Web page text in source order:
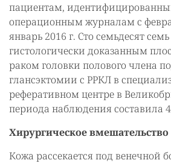
пациентам,
операционным журналам с
январь 2016 г. Сто семьдесят
гистологически доказанным
раком головки полового члена
глансэктомии с РРКЛ в
реферативном центре в
периода наблюдения составила
Хирургическое вмешательство
Кожа рассекается под венечной